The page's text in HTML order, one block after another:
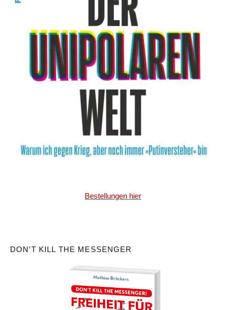
Bestellungen hier
DON’T KILL THE MESSENGER